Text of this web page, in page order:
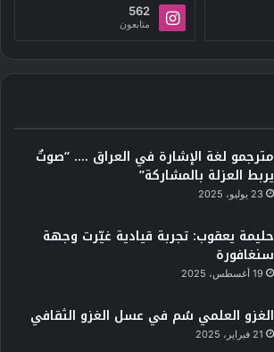
562
متابعون
مترجمو لغة الإشارة في العراق …. “صوتٌ
يربط العزلة بالمشاركة”
23 يوليو، 2025
حليمة يعقوب: تجربة قيادية غيّرت وجهة
سنغافورة
19 أغسطس، 2025
الغزو العلمي سُم في عسل الغزو الثقافي
21 فبراير، 2025